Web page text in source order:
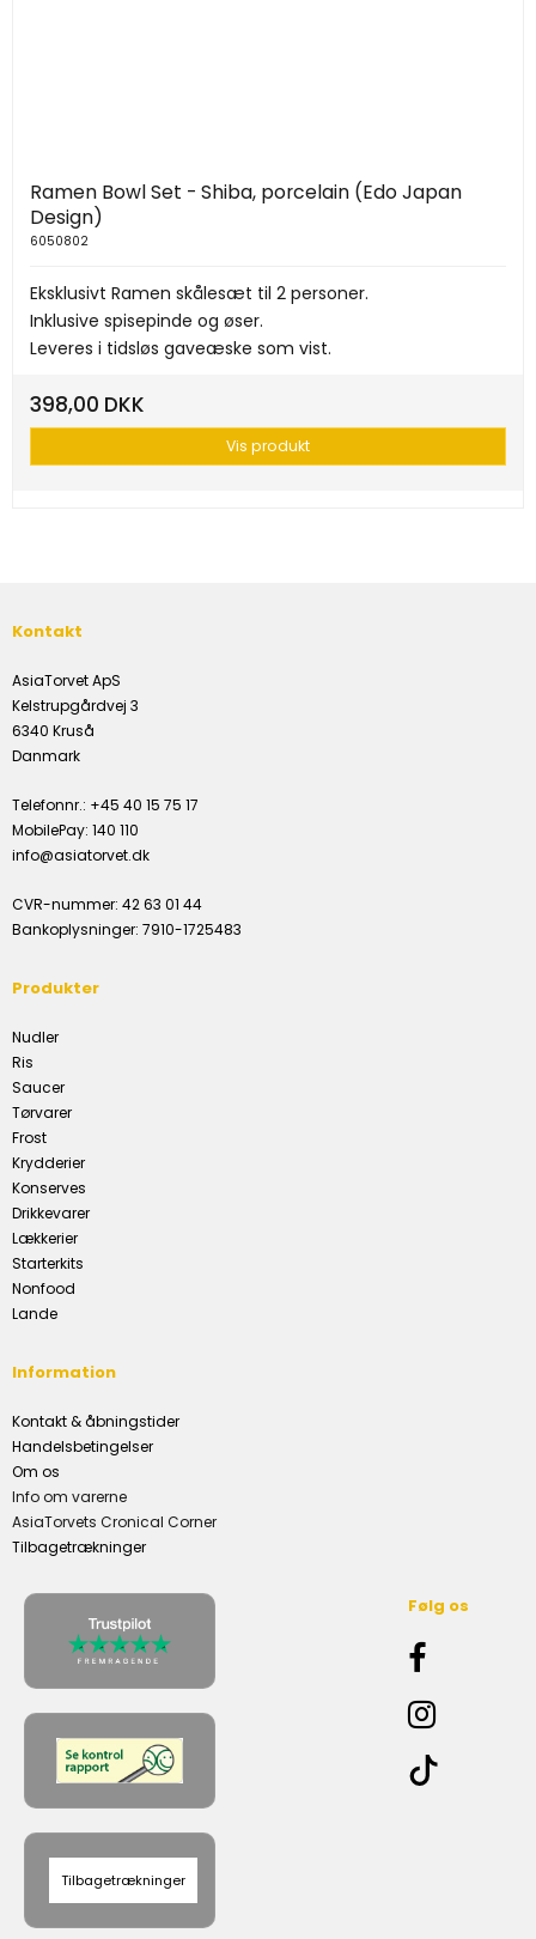
Ramen Bowl Set - Shiba, porcelain (Edo Japan
Design)
6050802
Eksklusivt Ramen skålesæt til 2 personer.
Inklusive spisepinde og øser.
Leveres i tidsløs gaveæske som vist.
398,00 DKK
Vis produkt
Kontakt
AsiaTorvet ApS
Kelstrupgårdvej 3
6340 Kruså
Danmark
Telefonnr.: +45 40 15 75 17
MobilePay: 140 110
info@asiatorvet.dk
CVR-nummer: 42 63 01 44
Bankoplysninger: 7910-1725483
Produkter
Nudler
Ris
Saucer
Tørvarer
Frost
Krydderier
Konserves
Drikkevarer
Lækkerier
Starterkits
Nonfood
Lande
Information
Kontakt & åbningstider
Handelsbetingelser
Om os
Info om varerne
AsiaTorvets Cronical Corner
Tilbagetrækninger
Tilbagetrækninger
Følg os